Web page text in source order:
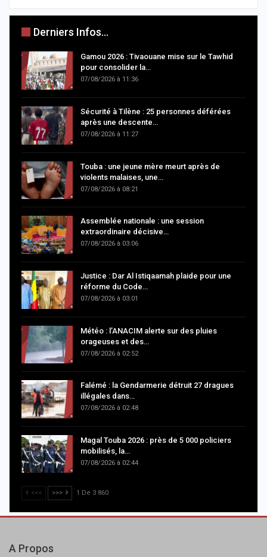
Derniers Infos...
Gamou 2026 : Tivaouane mise sur le Tawhid
pour consolider la…
07/08/2026 à 11:36
Sécurité à Tilène : 25 personnes déférées
après une descente…
07/08/2026 à 11:27
Touba : une jeune mère meurt après de
violents malaises, une…
07/08/2026 à 08:21
Assemblée nationale : une session
extraordinaire décisive…
07/08/2026 à 03:06
Justice : Dar Al Istiqaamah plaide pour une
réforme du Code…
07/08/2026 à 03:01
Météo : l’ANACIM alerte sur des pluies
orageuses et des…
07/08/2026 à 02:52
Falémé : la Gendarmerie détruit 27 dragues
illégales dans…
07/08/2026 à 02:48
Magal Touba 2026 : près de 5 000 policiers
mobilisés, la…
07/08/2026 à 02:44
<<< >>> 1 De 3 860
A Propos